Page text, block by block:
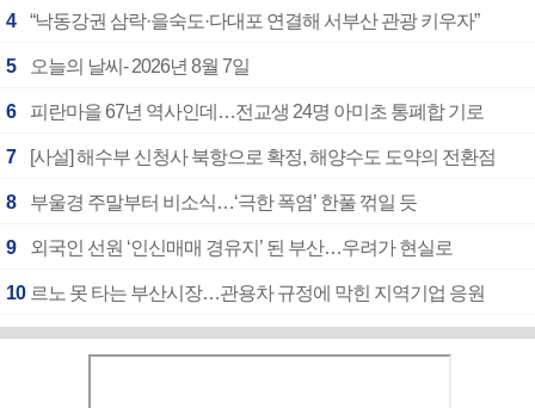
4 “낙동강권 삼락·을숙도·다대포 연결해 서부산 관광 키우자”
5 오늘의 날씨- 2026년 8월 7일
6 피란마을 67년 역사인데…전교생 24명 아미초 통폐합 기로
7 [사설] 해수부 신청사 북항으로 확정, 해양수도 도약의 전환점
8 부울경 주말부터 비소식…‘극한 폭염’ 한풀 꺾일 듯
9 외국인 선원 ‘인신매매 경유지’ 된 부산…우려가 현실로
10 르노 못 타는 부산시장…관용차 규정에 막힌 지역기업 응원